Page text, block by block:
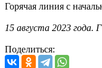
Горячая линия с
15 августа 2023
Поделиться: